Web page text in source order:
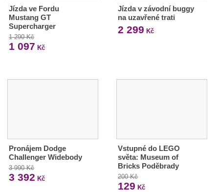
Jízda ve Fordu
Mustang GT
Supercharger
1 290 Kč
1 097 Kč
Jízda v závodní buggy
na uzavřené trati
2 299 Kč
Pronájem Dodge
Challenger Widebody
3 990 Kč
3 392 Kč
Vstupné do LEGO
světa: Museum of
Bricks Poděbrady
200 Kč
129 Kč